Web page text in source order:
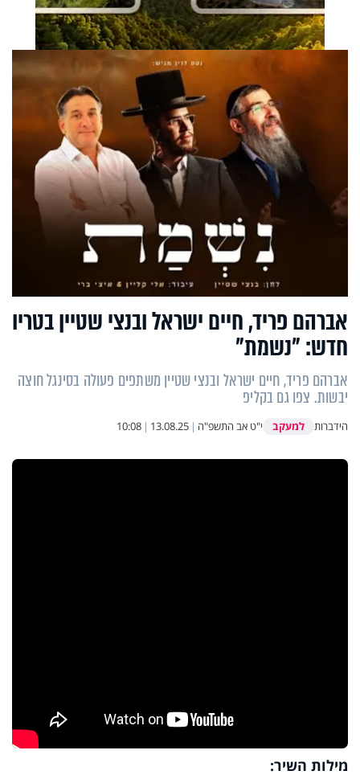
אברהם פריד, חיים ישראל ובנצי שטיין בטריו
חדש: "נשמת"
אברהם פריד, חיים ישראל ובנצי שטיין משתפים פעולה בסינגל חוצה
יבשות. צפו גם בקליפ
הידברות למעקב י"ט אב התשפ"ה |
13.08.25
|
10:08
מילות השיר: